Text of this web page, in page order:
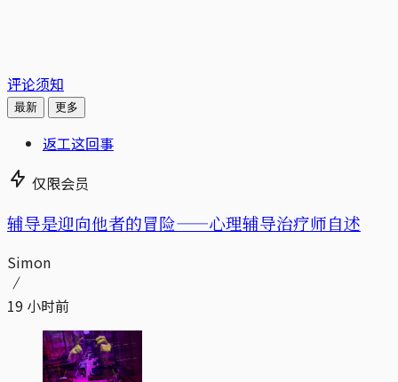
评论须知
最新 更多
返工这回事
仅限会员
辅导是迎向他者的冒险——心理辅导治疗师自述
Simon
19 小时前